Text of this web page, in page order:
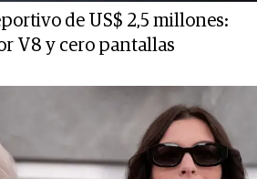
de US$ 2,5 millones:
V8 y cero pantallas